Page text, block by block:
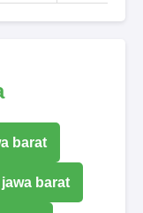
barat
barat